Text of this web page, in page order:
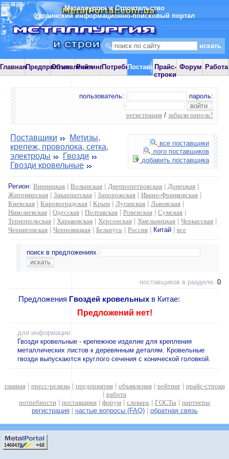
Металлургия и Строительство
Украинский информационно-поисковый портал
ГлавнаяПредприятияОбъявления
РейтингПотребностиПоставщики
Прайс-
строки
Форум Работа
пользователь: пароль:
регистрация / забыли пароль?
все поставщики
лого поставщиков
добавить поставщика
Поставщики
Метизы,
крепеж, проволока, сетка,
электроды
Гвозди
Гвозди кровельные
Регион: Винницкая Волынская Днепропетровская Донецкая
Житомирская
Закарпатская Запорожская Ивано-Франковская
Киевская
Кировоградская Крым Луганская Львовская
Николаевская
Одесская Полтавская Ровенская Сумская
Тернопольская
Харьковская Херсонская Хмельницкая Черкасская
Черниговская
Черновицкая Беларусь Россия Китай все
поиск в предложениях
поставщиков в разделе: 0
Предложения Гвоздей кровельных в Китае:
Предложений нет!
для информации:
Гвозди кровельные - крепежное изделие для крепления
металлических листов к деревянным деталям. Кровельные
гвозди выпускаются круглого сечения с конической головкой.
главная| пресс-релизы | предприятия| объявления| рейтинг| прайс-строки
работа
потребности
поставщики форум словарь ГОСТы
партнеры
регистрация| частые вопросы (FAQ)| обратная связь